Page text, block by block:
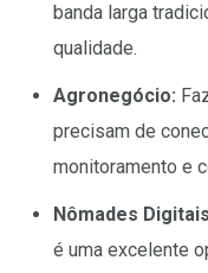
banda larga
qualidade.
Agronegócio:
precisam de
monitoramento e
Nômades
é uma excelente